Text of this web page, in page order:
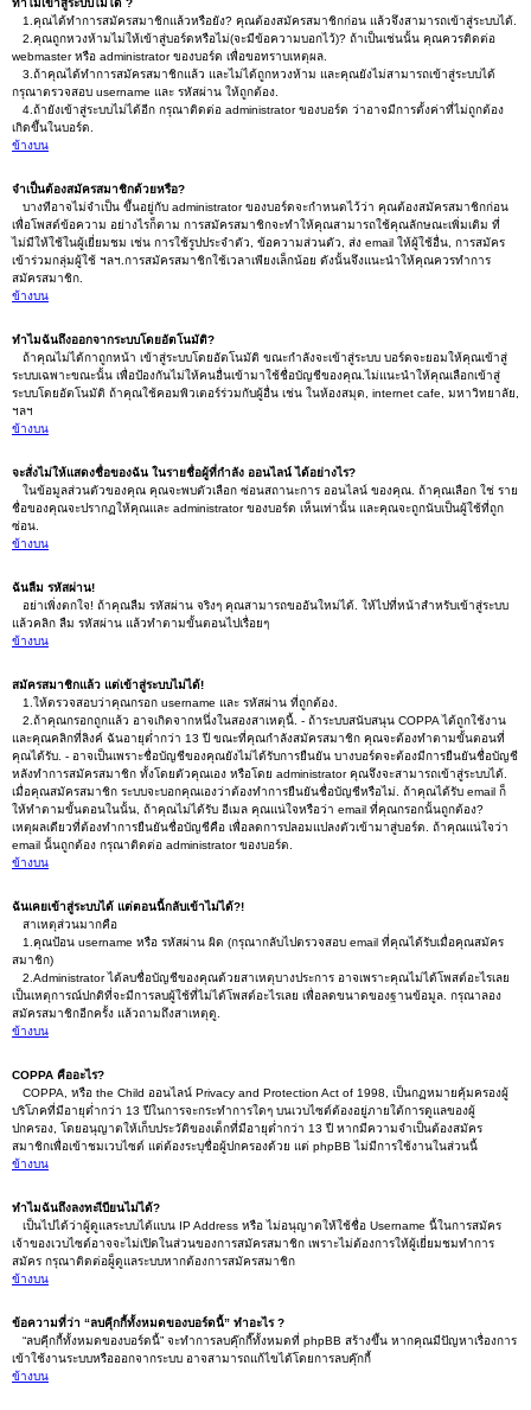
ทำไมเข้าสู่ระบบไม่ได้ ?
1.คุณได้ทำการสมัครสมาชิกแล้วหรือยัง? คุณต้องสมัครสมาชิกก่อน แล้วจึงสามารถเข้าสู่ระบบได้.
2.คุณถูกหวงห้ามไม่ให้เข้าสู่บอร์ดหรือไม่(จะมีข้อความบอกไว้)? ถ้าเป็นเช่นนั้น คุณควรติดต่อ
webmaster หรือ administrator ของบอร์ด เพื่อขอทราบเหตุผล.
3.ถ้าคุณได้ทำการสมัครสมาชิกแล้ว และไม่ได้ถูกหวงห้าม และคุณยังไม่สามารถเข้าสู่ระบบได้
กรุณาตรวจสอบ username และ รหัสผ่าน ให้ถูกต้อง.
4.ถ้ายังเข้าสู่ระบบไม่ได้อีก กรุณาติดต่อ administrator ของบอร์ด ว่าอาจมีการตั้งค่าที่ไม่ถูกต้อง
เกิดขึ้นในบอร์ด.
ข้างบน
จำเป็นต้องสมัครสมาชิกด้วยหรือ?
บางทีอาจไม่จำเป็น ขึ้นอยู่กับ administrator ของบอร์ดจะกำหนดไว้ว่า คุณต้องสมัครสมาชิกก่อน
เพื่อโพสต์ข้อความ อย่างไรก็ตาม การสมัครสมาชิกจะทำให้คุณสามารถใช้คุณลักษณะเพิ่มเติม ที่
ไม่มีให้ใช้ในผู้เยี่ยมชม เช่น การใช้รูปประจำตัว, ข้อความส่วนตัว, ส่ง email ให้ผู้ใช้อื่น, การสมัคร
เข้าร่วมกลุ่มผู้ใช้ ฯลฯ.การสมัครสมาชิกใช้เวลาเพียงเล็กน้อย ดังนั้นจึงแนะนำให้คุณควรทำการ
สมัครสมาชิก.
ข้างบน
ทำไมฉันถึงออกจากระบบโดยอัตโนมัติ?
ถ้าคุณไม่ได้กาถูกหน้า เข้าสู่ระบบโดยอัตโนมัติ ขณะกำลังจะเข้าสู่ระบบ บอร์ดจะยอมให้คุณเข้าสู่
ระบบเฉพาะขณะนั้น เพื่อป้องกันไม่ให้คนอื่นเข้ามาใช้ชื่อบัญชีของคุณ.ไม่แนะนำให้คุณเลือกเข้าสู่
ระบบโดยอัตโนมัติ ถ้าคุณใช้คอมพิวเตอร์ร่วมกับผู้อื่น เช่น ในห้องสมุด, internet cafe, มหาวิทยาลัย,
ฯลฯ
ข้างบน
จะสั่งไม่ให้แสดงชื่อของฉัน ในรายชื่อผู้ที่กำลัง ออนไลน์ ได้อย่างไร?
ในข้อมูลส่วนตัวของคุณ คุณจะพบตัวเลือก ซ่อนสถานะการ ออนไลน์ ของคุณ. ถ้าคุณเลือก ใช่ ราย
ชื่อของคุณจะปรากฏให้คุณและ administrator ของบอร์ด เห็นเท่านั้น และคุณจะถูกนับเป็นผู้ใช้ที่ถูก
ซ่อน.
ข้างบน
ฉันลืม รหัสผ่าน!
อย่าเพิ่งตกใจ! ถ้าคุณลืม รหัสผ่าน จริงๆ คุณสามารถขออันใหม่ได้. ให้ไปที่หน้าสำหรับเข้าสู่ระบบ
แล้วคลิก ลืม รหัสผ่าน แล้วทำตามขั้นตอนไปเรื่อยๆ
ข้างบน
สมัครสมาชิกแล้ว แต่เข้าสู่ระบบไม่ได้!
1.ให้ตรวจสอบว่าคุณกรอก username และ รหัสผ่าน ที่ถูกต้อง.
2.ถ้าคุณกรอกถูกแล้ว อาจเกิดจากหนึ่งในสองสาเหตุนี้. - ถ้าระบบสนับสนุน COPPA ได้ถูกใช้งาน
และคุณคลิกที่ลิงค์ ฉันอายุต่ำกว่า 13 ปี ขณะที่คุณกำลังสมัครสมาชิก คุณจะต้องทำตามขั้นตอนที่
คุณได้รับ. - อาจเป็นเพราะชื่อบัญชีของคุณยังไม่ได้รับการยืนยัน บางบอร์ดจะต้องมีการยืนยันชื่อบัญชี
หลังทำการสมัครสมาชิก ทั้งโดยตัวคุณเอง หรือโดย administrator คุณจึงจะสามารถเข้าสู่ระบบได้.
เมื่อคุณสมัครสมาชิก ระบบจะบอกคุณเองว่าต้องทำการยืนยันชื่อบัญชีหรือไม่. ถ้าคุณได้รับ email ก็
ให้ทำตามขั้นตอนในนั้น, ถ้าคุณไม่ได้รับ อีเมล คุณแน่ใจหรือว่า email ที่คุณกรอกนั้นถูกต้อง?
เหตุผลเดียวที่ต้องทำการยืนยันชื่อบัญชีคือ เพื่อลดการปลอมแปลงตัวเข้ามาสู่บอร์ด. ถ้าคุณแน่ใจว่า
email นั้นถูกต้อง กรุณาติดต่อ administrator ของบอร์ด.
ข้างบน
ฉันเคยเข้าสู่ระบบได้ แต่ตอนนี้กลับเข้าไม่ได้?!
สาเหตุส่วนมากคือ
1.คุณป้อน username หรือ รหัสผ่าน ผิด (กรุณากลับไปตรวจสอบ email ที่คุณได้รับเมื่อคุณสมัคร
สมาชิก)
2.Administrator ได้ลบชื่อบัญชีของคุณด้วยสาเหตุบางประการ อาจเพราะคุณไม่ได้โพสต์อะไรเลย
เป็นเหตุการณ์ปกติที่จะมีการลบผู้ใช้ที่ไม่ได้โพสต์อะไรเลย เพื่อลดขนาดของฐานข้อมูล. กรุณาลอง
สมัครสมาชิกอีกครั้ง แล้วถามถึงสาเหตุดู.
ข้างบน
COPPA คืออะไร?
COPPA, หรือ the Child ออนไลน์ Privacy and Protection Act of 1998, เป็นกฏหมายคุ้มครองผู้
บริโภคที่มีอายุต่ำกว่า 13 ปีในการจะกระทำการใดๆ บนเวบไซต์ต้องอยู่ภายใต้การดูแลของผู้
ปกครอง, โดยอนุญาตให้เก็บประวัติของเด็กที่มีอายุต่ำกว่า 13 ปี หากมีความจำเป็นต้องสมัคร
สมาชิกเพื่อเข้าชมเวบไซต์ แต่ต้องระบุชื่อผู้ปกครองด้วย แต่ phpBB ไม่มีการใช้งานในส่วนนี้
ข้างบน
ทำไมฉันถึงลงทะเีบียนไม่ได้?
เป็นไปได้ว่าผู้ดูแลระบบได้แบน IP Address หรือ ไม่อนุญาตให้ใช้ชื่อ Username นี้ในการสมัคร
เจ้าของเวบไซต์อาจจะไม่เปิดในส่วนของการสมัครสมาชิก เพราะไม่ต้องการให้ผู้เยี่ยมชมทำการ
สมัคร กรุณาติดต่อผู็ดูแลระบบหากต้องการสมัครสมาชิก
ข้างบน
ข้อความที่ว่า “ลบคุีกกี้ทั้งหมดของบอร์ดนี้” ทำอะไร ?
“ลบคุีกกี้ทั้งหมดของบอร์ดนี้” จะทำการลบคุ๊กกี๊ทั้งหมดที่ phpBB สร้างขึ้น หากคุณมีปัญหาเรื่องการ
เข้าใช้งานระบบหรือออกจากระบบ อาจสามารถแก้ไขได้โดยการลบคุ๊กกี้
ข้างบน